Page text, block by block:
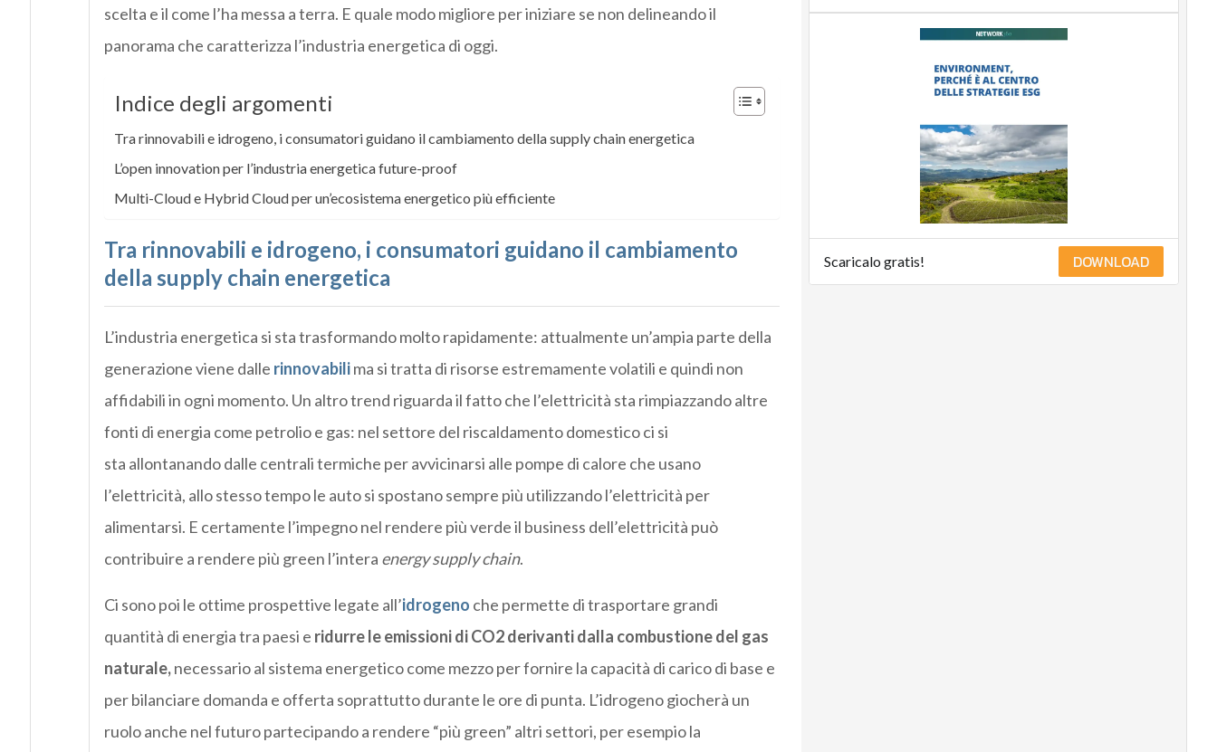
scelta e il come l’ha messa a terra. E quale modo migliore per iniziare se non delineando il
panorama che caratterizza l’industria energetica di oggi.
Indice degli argomenti
Tra rinnovabili e idrogeno, i consumatori guidano il cambiamento della supply chain energetica
L’open innovation per l’industria energetica future-proof
Multi-Cloud e Hybrid Cloud per un’ecosistema energetico più efficiente
Tra rinnovabili e idrogeno, i consumatori guidano il cambiamento
della supply chain energetica
L’industria energetica si sta trasformando molto rapidamente: attualmente un’ampia parte della
generazione viene dalle rinnovabilima si tratta di risorse estremamente volatili e quindi non
affidabili in ogni momento. Un altro trend riguarda il fatto che l’elettricità sta rimpiazzandoaltre
fonti di energia come petrolioe gas: nel settore del riscaldamento domestico ci si
sta allontanando dalle centrali termiche per avvicinarsi alle pompe di calore che usano
l’elettricità, allo stesso tempo le auto si spostano sempre più utilizzando l’elettricità per
alimentarsi. E certamente l’impegnonel rendere più verde il business dell’elettricità può
contribuire a rendere più green l’intera energy supply chain.
Ci sono poi le ottime prospettive legate all’idrogeno che permette di trasportare grandi
quantità di energiatra paesi e ridurre le emissioni di CO2 derivanti dalla combustione del gas
naturale,necessario al sistema energetico come mezzo per fornire la capacità di carico di base e
per bilanciare domanda e offerta soprattuttodurante le ore di punta. L’idrogeno giocherà un
ruolo anche nel futuro partecipando a rendere “più green” altri settori, per esempiola
Scaricalo gratis! DOWNLOAD